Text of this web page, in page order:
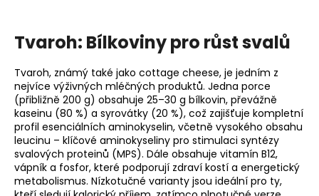
Tvaroh: Bílkoviny pro růst svalů
Tvaroh, známý také jako cottage cheese, je jedním z
nejvíce výživných mléčných produktů. Jedna porce
(přibližně 200 g) obsahuje 25–30 g bílkovin, převážně
kaseinu (80 %) a syrovátky (20 %), což zajišťuje kompletní
profil esenciálních aminokyselin, včetně vysokého obsahu
leucinu – klíčové aminokyseliny pro stimulaci syntézy
svalových proteinů (MPS). Dále obsahuje vitamín B12,
vápník a fosfor, které podporují zdraví kostí a energetický
metabolismus. Nízkotučné varianty jsou ideální pro ty,